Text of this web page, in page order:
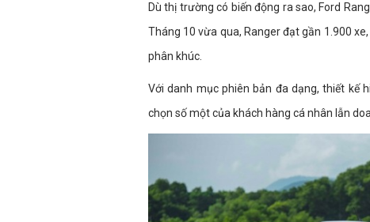
Dù thị trường có biến động ra sao, Ford
Tháng 10 vừa qua, Ranger đạt gần 1.900
phân khúc.
Với danh mục phiên bản đa dạng, thiết kế
chọn số một của khách hàng cá nhân lẫn